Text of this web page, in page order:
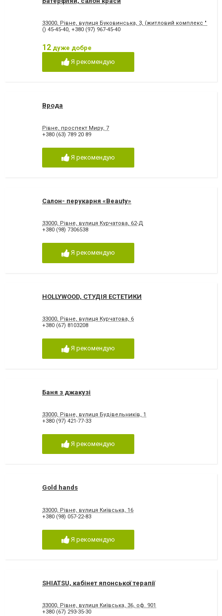
33000, Рівне, вулиця Буковинська, 3, (житловий комплекс
() 45-45-40, +380 (97) 967-45-40
12 дуже добре
Я рекомендую
Врода
Рівне, проспект Миру, 7
+380 (63) 789 20 89
Я рекомендую
Салон- перукарня «Beauty»
33000, Рівне, вулиця Курчатова, 62-Д
+380 (98) 7306538
Я рекомендую
HOLLYWOOD, СТУДІЯ ЕСТЕТИКИ
33000, Рівне, вулиця Курчатова, 6
+380 (67) 8103208
Я рекомендую
Баня з джакузі
33000, Рівне, вулиця Будівельників, 1
+380 (97) 421-77-33
Я рекомендую
Gold hands
33000, Рівне, вулиця Київська, 16
+380 (98) 057-22-83
Я рекомендую
SHIATSU, кабінет японської терапії
33000, Рівне, вулиця Київська, 36, оф. 901
+380 (67) 293-35-30